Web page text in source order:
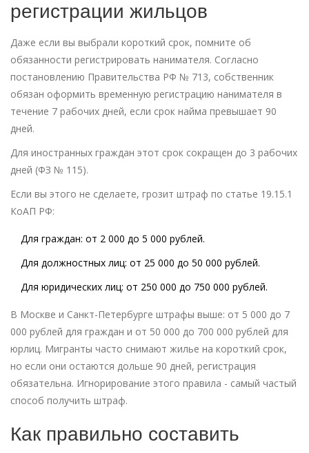
регистрации жильцов
Даже если вы выбрали короткий срок, помните об
обязанности регистрировать нанимателя. Согласно
постановлению Правительства РФ № 713, собственник
обязан оформить временную регистрацию нанимателя в
течение 7 рабочих дней, если срок найма превышает 90
дней.
Для иностранных граждан этот срок сокращен до 3 рабочих
дней (ФЗ № 115).
Если вы этого не сделаете, грозит штраф по статье 19.15.1
КоАП РФ:
Для граждан: от 2 000 до 5 000 рублей.
Для должностных лиц: от 25 000 до 50 000 рублей.
Для юридических лиц: от 250 000 до 750 000 рублей.
В Москве и Санкт-Петербурге штрафы выше: от 5 000 до 7
000 рублей для граждан и от 50 000 до 700 000 рублей для
юрлиц. Мигранты часто снимают жилье на короткий срок,
но если они остаются дольше 90 дней, регистрация
обязательна. Игнорирование этого правила - самый частый
способ получить штраф.
Как правильно составить